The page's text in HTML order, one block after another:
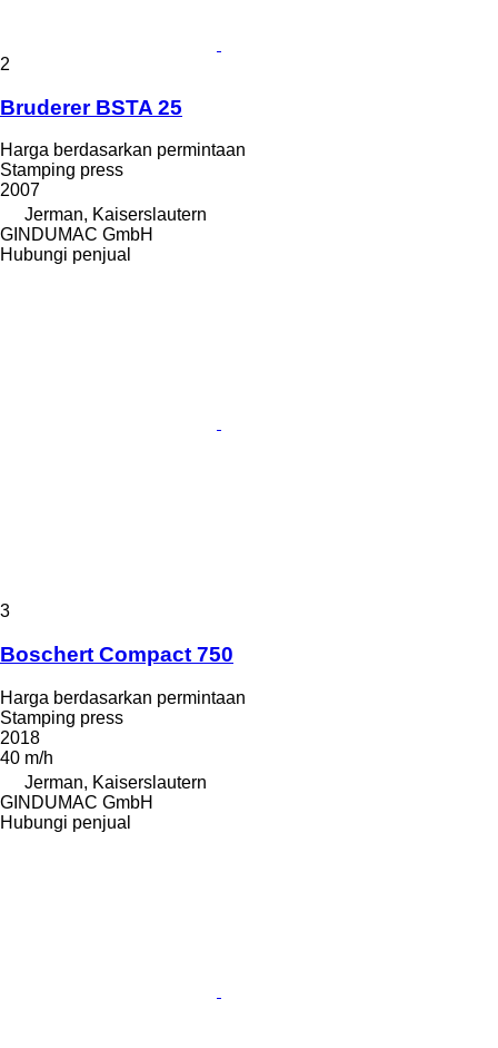
2
Bruderer BSTA 25
Harga berdasarkan permintaan
Stamping press
2007
Jerman, Kaiserslautern
GINDUMAC GmbH
Hubungi penjual
3
Boschert Compact 750
Harga berdasarkan permintaan
Stamping press
2018
40 m/h
Jerman, Kaiserslautern
GINDUMAC GmbH
Hubungi penjual